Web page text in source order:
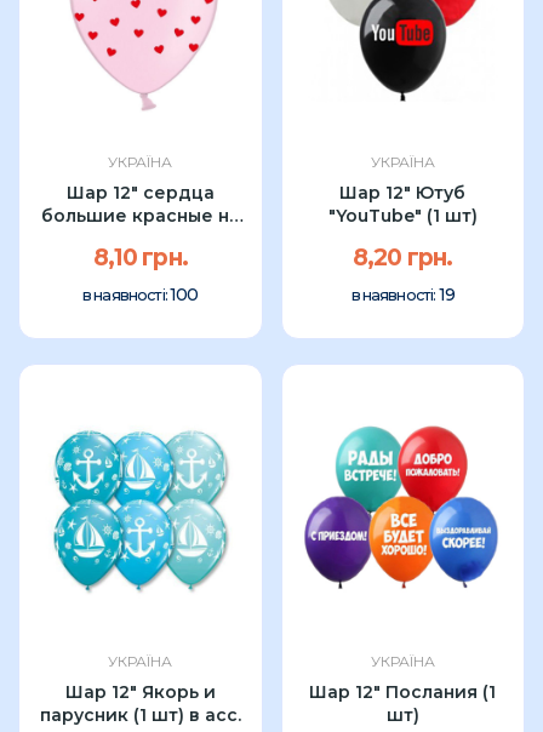
УКРАЇНА
Шар 12" сердца
большие красные на
8,10 грн.
в наявності:100
УКРАЇНА
Шар 12" Ютуб
"YouTube" (1 шт)
8,20 грн.
в наявності: 19
УКРАЇНА
Шар 12" Якорь и
парусник (1 шт) в асс.
УКРАЇНА
Шар 12" Послания (1
шт)